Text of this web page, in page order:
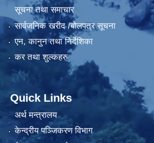
सूचना तथा समाचार
सार्वजनिक खरीद /बोलपत्र सूचना
एन, कानुन तथा निर्देशिका
कर तथा शुल्कहरु
Quick Links
अर्थ मन्त्रालय
केन्द्रीय पञ्जिकरण विभाग